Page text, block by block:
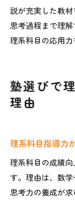
説が充実した教材
思考過程まで理解
理系科目の応用力
塾選びで
理由
理系科目指導力
理系科目の成績
す。理由は、数
思考力の養成が